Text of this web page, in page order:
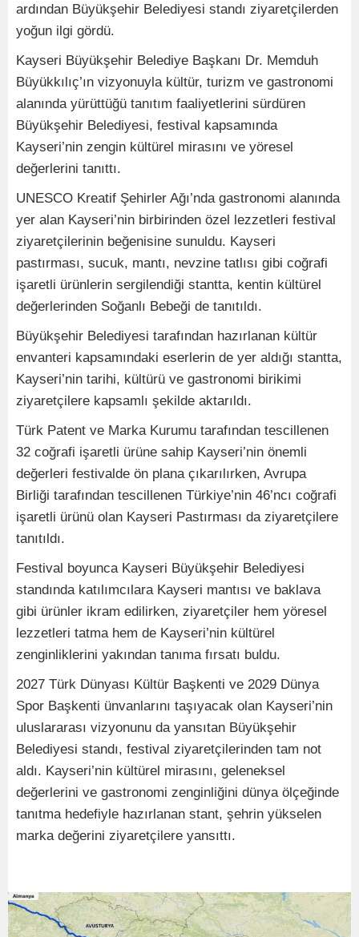
ardından Büyükşehir Belediyesi standı ziyaretçilerden
yoğun ilgi gördü.
Kayseri Büyükşehir Belediye Başkanı Dr. Memduh
Büyükkılıç’ın vizyonuyla kültür, turizm ve gastronomi
alanında yürüttüğü tanıtım faaliyetlerini sürdüren
Büyükşehir Belediyesi, festival kapsamında
Kayseri’nin zengin kültürel mirasını ve yöresel
değerlerini tanıttı.
UNESCO Kreatif Şehirler Ağı’nda gastronomi alanında
yer alan Kayseri’nin birbirinden özel lezzetleri festival
ziyaretçilerinin beğenisine sunuldu. Kayseri
pastırması, sucuk, mantı, nevzine tatlısı gibi coğrafi
işaretli ürünlerin sergilendiği stantta, kentin kültürel
değerlerinden Soğanlı Bebeği de tanıtıldı.
Büyükşehir Belediyesi tarafından hazırlanan kültür
envanteri kapsamındaki eserlerin de yer aldığı stantta,
Kayseri’nin tarihi, kültürü ve gastronomi birikimi
ziyaretçilere kapsamlı şekilde aktarıldı.
Türk Patent ve Marka Kurumu tarafından tescillenen
32 coğrafi işaretli ürüne sahip Kayseri’nin önemli
değerleri festivalde ön plana çıkarılırken, Avrupa
Birliği tarafından tescillenen Türkiye’nin 46’ncı coğrafi
işaretli ürünü olan Kayseri Pastırması da ziyaretçilere
tanıtıldı.
Festival boyunca Kayseri Büyükşehir Belediyesi
standında katılımcılara Kayseri mantısı ve baklava
gibi ürünler ikram edilirken, ziyaretçiler hem yöresel
lezzetleri tatma hem de Kayseri’nin kültürel
zenginliklerini yakından tanıma fırsatı buldu.
2027 Türk Dünyası Kültür Başkenti ve 2029 Dünya
Spor Başkenti ünvanlarını taşıyacak olan Kayseri’nin
uluslararası vizyonunu da yansıtan Büyükşehir
Belediyesi standı, festival ziyaretçilerinden tam not
aldı. Kayseri’nin kültürel mirasını, geleneksel
değerlerini ve gastronomi zenginliğini dünya ölçeğinde
tanıtma hedefiyle hazırlanan stant, şehrin yükselen
marka değerini ziyaretçilere yansıttı.